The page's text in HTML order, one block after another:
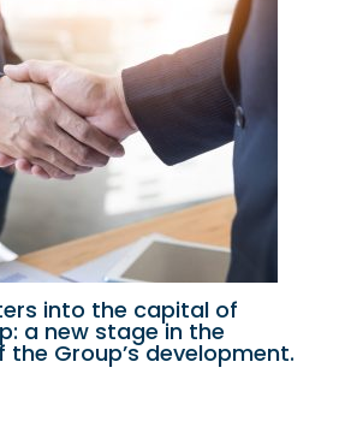
into the capital of
a new stage in the
Group’s development.